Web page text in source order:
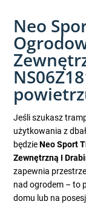
Neo
Jeśli szukasz
użytkowania z
będzieNeo Sport
Zewnętrzną I
zapewnia
nad ogrodem – to
domu lub na